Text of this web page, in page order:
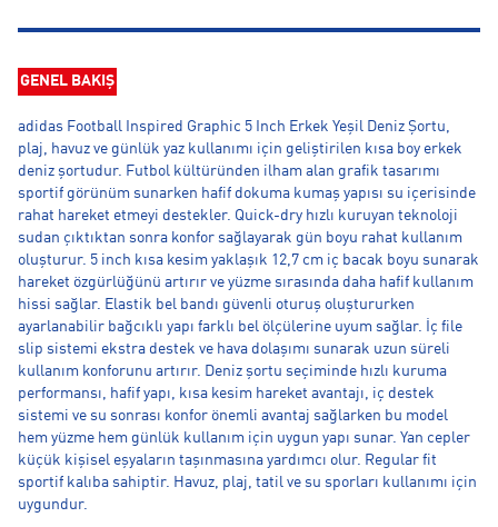
GENEL BAKIŞ
adidas Football Inspired Graphic 5 Inch Erkek Yeşil Deniz Şortu,
plaj, havuz ve günlük yaz kullanımı için geliştirilen kısa boy erkek
deniz şortudur. Futbol kültüründen ilham alan grafik tasarımı
sportif görünüm sunarken hafif dokuma kumaş yapısı su içerisinde
rahat hareket etmeyi destekler. Quick-dry hızlı kuruyan teknoloji
sudan çıktıktan sonra konfor sağlayarak gün boyu rahat kullanım
oluşturur. 5 inch kısa kesim yaklaşık 12,7 cm iç bacak boyu sunarak
hareket özgürlüğünü artırır ve yüzme sırasında daha hafif kullanım
hissi sağlar. Elastik bel bandı güvenli oturuş oluştururken
ayarlanabilir bağcıklı yapı farklı bel ölçülerine uyum sağlar. İç file
slip sistemi ekstra destek ve hava dolaşımı sunarak uzun süreli
kullanım konforunu artırır. Deniz şortu seçiminde hızlı kuruma
performansı, hafif yapı, kısa kesim hareket avantajı, iç destek
sistemi ve su sonrası konfor önemli avantaj sağlarken bu model
hem yüzme hem günlük kullanım için uygun yapı sunar. Yan cepler
küçük kişisel eşyaların taşınmasına yardımcı olur. Regular fit
sportif kalıba sahiptir. Havuz, plaj, tatil ve su sporları kullanımı için
uygundur.